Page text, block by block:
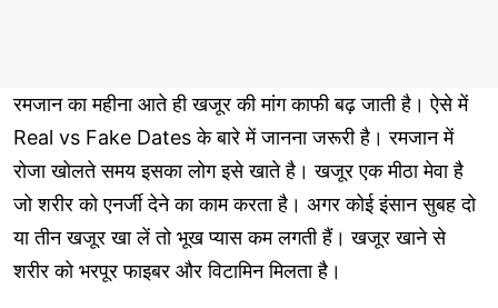
रमजान का महीना आते ही खजूर की मांग काफी बढ़ जाती है। ऐसे में
Real vs Fake Dates के बारे में जानना जरूरी है। रमजान में
रोजा खोलते समय इसका लोग इसे खाते है। खजूर एक मीठा मेवा है
जो शरीर को एनर्जी देने का काम करता है। अगर कोई इंसान सुबह दो
या तीन खजूर खा लें तो भूख प्यास कम लगती हैं। खजूर खाने से
शरीर को भरपूर फाइबर और विटामिन मिलता है।